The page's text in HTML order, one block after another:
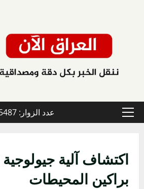
القائمة
عدد الزوار: 1045487
اكتشاف آلية
براكين المحيطات